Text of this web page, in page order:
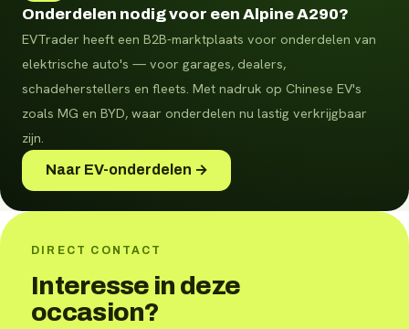
Onderdelen nodig voor een Alpine A290?
EVTrader heeft een B2B-marktplaats voor onderdelen van
elektrische auto's — voor garages, dealers,
schadeherstellers en fleets. Met nadruk op Chinese EV's
zoals MG en BYD, waar onderdelen nu lastig verkrijgbaar
zijn.
Naar EV-onderdelen →
DIRECT CONTACT
Interesse in deze
occasion?